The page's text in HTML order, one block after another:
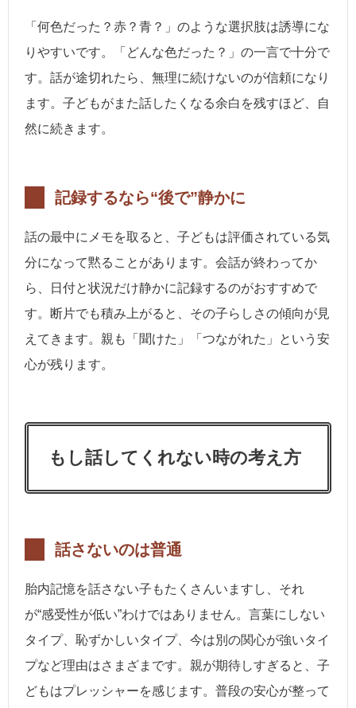
「何色だった？赤？青？」のような選択肢は誘導にな
りやすいです。「どんな色だった？」の一言で十分で
す。話が途切れたら、無理に続けないのが信頼になり
ます。子どもがまた話したくなる余白を残すほど、自
然に続きます。
記録するなら“後で”静かに
話の最中にメモを取ると、子どもは評価されている気
分になって黙ることがあります。会話が終わってか
ら、日付と状況だけ静かに記録するのがおすすめで
す。断片でも積み上がると、その子らしさの傾向が見
えてきます。親も「聞けた」「つながれた」という安
心が残ります。
もし話してくれない時の考え方
話さないのは普通
胎内記憶を話さない子もたくさんいますし、それ
が“感受性が低い”わけではありません。言葉にしない
タイプ、恥ずかしいタイプ、今は別の関心が強いタイ
プなど理由はさまざまです。親が期待しすぎると、子
どもはプレッシャーを感じます。普段の安心が整って